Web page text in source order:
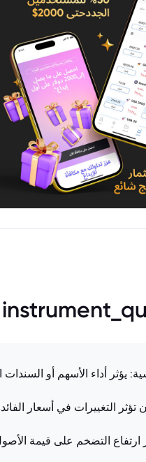
تؤثر التغييرات في أسعار
ارتفاع التضخم على قيمة